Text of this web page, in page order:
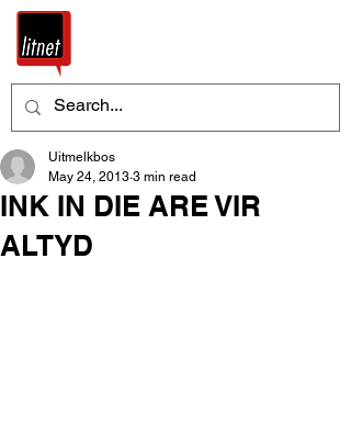
INK IN DIE ARE VIR
ALTYD
Uitmelkbos
May 24, 2013 3 min read